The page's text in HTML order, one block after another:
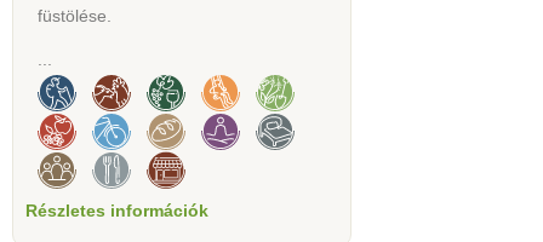
füstölése.
...
Részletes információk